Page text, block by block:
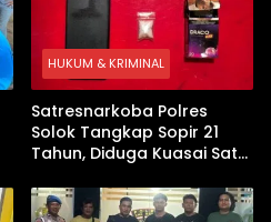
HUKUM & KRIMINAL
Satresnarkoba Polres
Solok Tangkap Sopir 21
Tahun, Diduga Kuasai Satu